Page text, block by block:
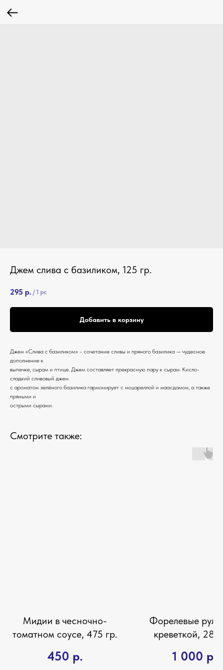
Джем слива с базиликом, 125 гр.
295 р. / 1 pc
Добавить в корзину
Джем «Слива с базиликом» - сочетание сливы и пряного базилика — чудесное
дополнение к
выпечке, сырам и птице. Джем составляет прекрасную пару к сырам. Кисло-
сладкий сливовый джем
с ароматом зелёного базилика гармонирует с моцареллой и маасдамом, а также
пряными и
острыми сырами.
Смотрите также:
Мидии в чесночно-
томатном соусе, 475 гр.
450 р.
Форелевые
креветкой, 280
1 000 р.